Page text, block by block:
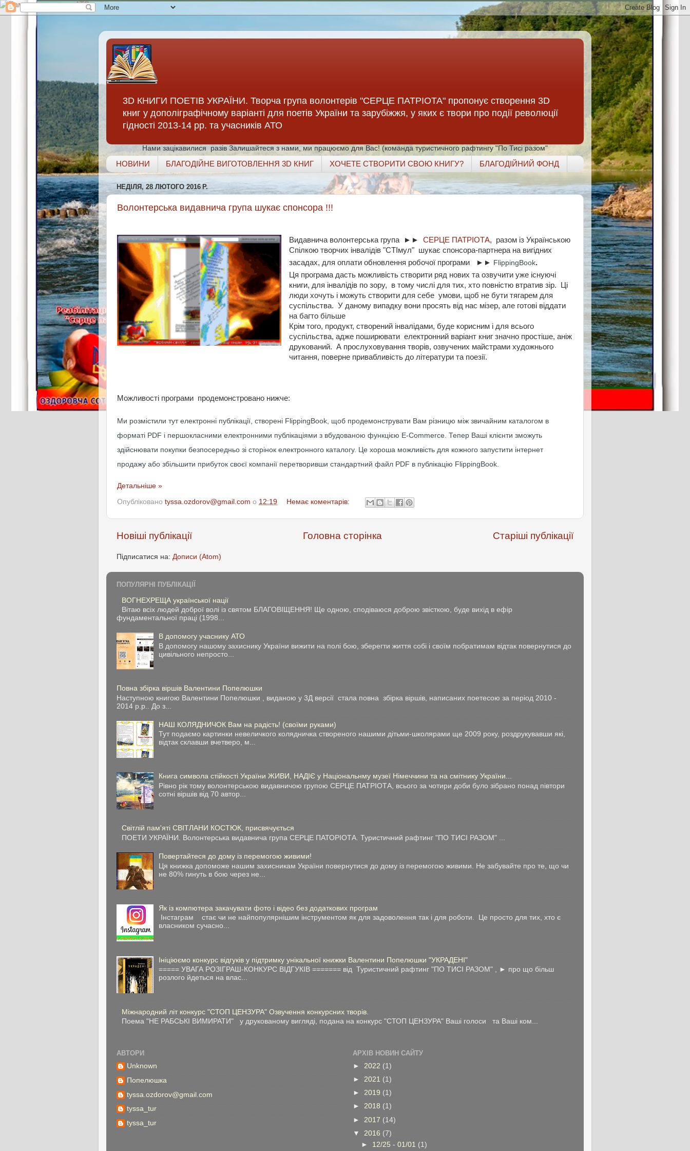
3D КНИГИ ПОЕТІВ УКРАЇНИ. Творча група волонтерів "СЕРЦЕ ПАТРІОТА" пропонує створення 3D
книг у дополіграфічному варіанті для поетів України та зарубіжжя, у яких є твори про події революції
гідності 2013-14 рр. та учасників АТО
Нами зацікавилися разів Залишайтеся з нами, ми працюємо для Вас! (команда туристичного рафтингу "По Тисі разом"
НОВИНИ БЛАГОДІЙНЕ ВИГОТОВЛЕННЯ 3D КНИГ ХОЧЕТЕ СТВОРИТИ СВОЮ КНИГУ? БЛАГОДІЙНИЙ ФОНД
НЕДІЛЯ, 28 ЛЮТОГО 2016 Р.
Волонтерська видавнича група шукає спонсора !!!
Видавнича волонтерська група ►► СЕРЦЕ ПАТРІОТА, разом із Українською
Спілкою творчих інвалідів "СТІмул" шукає спонсора-партнера на вигідних
засадах, для оплати обновлення робочої програми ►► FlippingBook.
Ця програма дасть можливість створити ряд нових та озвучити уже існуючі
книги, для інвалідів по зору, в тому числі для тих, хто повністю втратив зір. Ці
люди хочуть і можуть створити для себе умови, щоб не бути тягарем для
суспільства. У даному випадку вони просять від нас мізер, але готові віддати
на багто більше
Крім того, продукт, створений інвалідами, буде корисним і для всього
суспільства, адже поширювати електронний варіант книг значно простіше, аніж
друкований. А прослуховування творів, озвучених майстрами художнього
читання, поверне привабливість до літератури та поезії.
Можливості програми продемонстровано нижче:
Ми розмістили тут електронні публікації, створені FlippingBook, щоб продемонструвати Вам різницю між звичайним каталогом в
форматі PDF і першокласними електронними публікаціями з вбудованою функцією E-Commerce. Тепер Ваші клієнти зможуть
здійснювати покупки безпосередньо зі сторінок електронного каталогу. Це хороша можливість для кожного запустити інтернет
продажу або збільшити прибуток своєї компанії перетворивши стандартний файл PDF в публікацію FlippingBook.
Детальніше »
Опубліковано tyssa.ozdorov@gmail.com о 12:19 Немає коментарів:
Новіші публікації Старіші публікації
Головна сторінка
Підписатися на: Дописи (Atom)
ПОПУЛЯРНІ ПУБЛІКАЦІЇ
ВОГНЕХРЕЩА української нації
Вітаю всіх людей доброї волі із святом БЛАГОВІЩЕННЯ! Ще одною, сподіваюся доброю звісткою, буде вихід в ефір
фундаментальної праці (1998...
В допомогу учаснику АТО
В допомогу нашому захиснику України вижити на полі бою, зберегти життя собі і своїм побратимам відтак повернутися до
цивільного непросто...
Повна збірка віршів Валентини Попелюшки
Наступною книгою Валентини Попелюшки , виданою у 3Д версії стала повна збірка віршів, написаних поетесою за період 2010 -
2014 р.р.. До з...
НАШ КОЛЯДНИЧОК Вам на радість! (своїми руками)
Тут подаємо картинки невеличкого колядничка створеного нашими дітьми-школярами ще 2009 року, роздрукувавши які,
відтак склавши вчетверо, м...
Книга символа стійкості України ЖИВИ, НАДІЄ у Національнму музеї Німеччини та на смітнику України...
Рівно рік тому волонтерською видавничою групою СЕРЦЕ ПАТРІОТА, всього за чотири доби було зібрано понад півтори
сотні віршів від 70 автор...
Світлій пам'яті СВІТЛАНИ КОСТЮК, присвячується
ПОЕТИ УКРАЇНИ. Волонтерська видавнича група СЕРЦЕ ПАТОРІОТА. Туристичний рафтинг "ПО ТИСІ РАЗОМ" ...
Повертайтеся до дому із перемогою живими!
Ця книжка допоможе нашим захисникам України повернутися до дому із перемогою живими. Не забувайте про те, що чи
не 80% гинуть в бою через не...
Як із компютера закачувати фото і відео без додаткових програм
Інстаграм стає чи не найпопулярнішим інструментом як для задоволення так і для роботи. Це просто для тих, хто є
власником сучасно...
Ініціюємо конкурс відгуків у підтримку унікальної книжки Валентини Попелюшки "УКРАДЕНІ"
===== УВАГА РОЗІГРАШ-КОНКУРС ВІДГУКІВ ======= від Туристичний рафтинг "ПО ТИСІ РАЗОМ" , ► про що більш
розлого йдеться на влас...
Міжнародний літ конкурс "СТОП ЦЕНЗУРА" Озвучення конкурсних творів.
Поема "НЕ РАБСЬКІ ВИМИРАТИ" у друкованому вигляді, подана на конкурс "СТОП ЦЕНЗУРА" Ваші голоси та Ваші ком...
АВТОРИ
Unknown
Попелюшка
tyssa.ozdorov@gmail.com
tyssa_tur
tyssa_tur
АРХІВ НОВИН САЙТУ
► 2022 (1)
► 2021 (1)
► 2019 (1)
► 2018 (1)
► 2017 (14)
▼ 2016 (7)
► 12/25 - 01/01 (1)